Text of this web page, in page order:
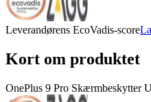
Leverandørens EcoVadis-score
Kort om produktet
OnePlus 9 Pro Skærmbeskytter